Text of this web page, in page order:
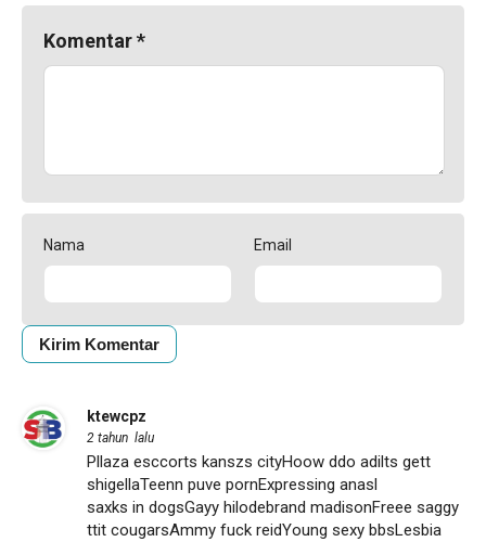
Komentar*
Nama Email
ktewcpz
2 tahun lalu
Pllaza esccorts kanszs cityHoow ddo adilts gett
shigellaTeenn puve pornExpressing anasl
saxks in dogsGayy hilodebrand madisonFreee saggy
ttit cougarsAmmy fuck reidYoung sexy bbsLesbia